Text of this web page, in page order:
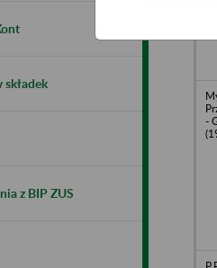
z BIP ZUS
-